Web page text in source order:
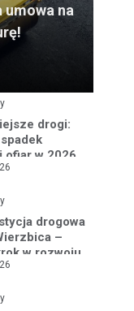
umowa na
drogi:
ofiar w 2026
drogowa
–
w rozwoju